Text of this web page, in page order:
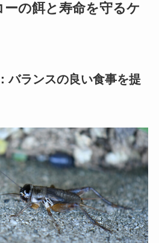
の餌と寿命を守るケ
バランスの良い食事を提